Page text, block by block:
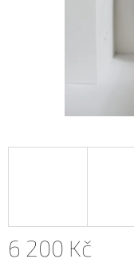
6 200 Kč